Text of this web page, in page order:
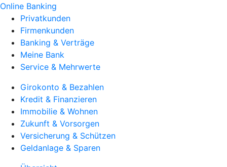
Online Banking
Privatkunden
Firmenkunden
Banking & Verträge
Meine Bank
Service & Mehrwerte
Girokonto & Bezahlen
Kredit & Finanzieren
Immobilie & Wohnen
Zukunft & Vorsorgen
Versicherung & Schützen
Geldanlage & Sparen